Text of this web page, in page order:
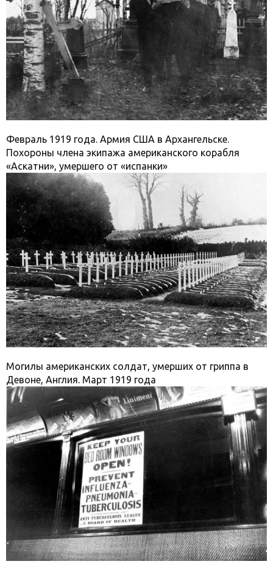
Февраль 1919 года. Армия США в Архангельске.
Похороны члена экипажа американского корабля
«Аскатни», умершего от «испанки»
Могилы американских солдат, умерших от гриппа в
Девоне, Англия. Март 1919 года